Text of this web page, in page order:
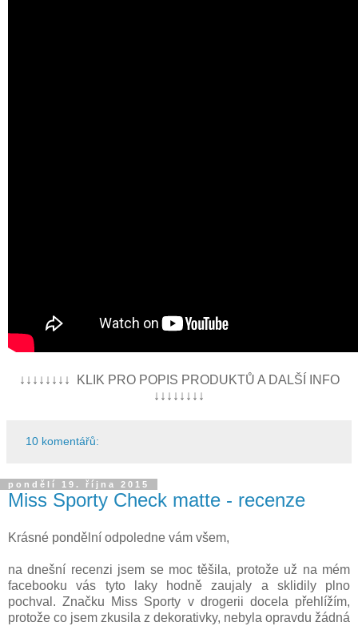
↓↓↓↓↓↓↓↓ KLIK PRO POPIS PRODUKTŮ A DALŠÍ INFO
↓↓↓↓↓↓↓↓
10 komentářů:
pondělí 19. října 2015
Miss Sporty Check matte - recenze
Krásné pondělní odpoledne vám všem,
na dnešní recenzi jsem se moc těšila, protože už na mém
facebooku vás tyto laky hodně zaujaly a sklidily plno
pochval. Značku Miss Sporty v drogerii docela přehlížím,
protože co jsem zkusila z dekorativky, nebyla opravdu žádná